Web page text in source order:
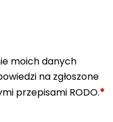
moich danych
na zgłoszone
przepisami RODO.*